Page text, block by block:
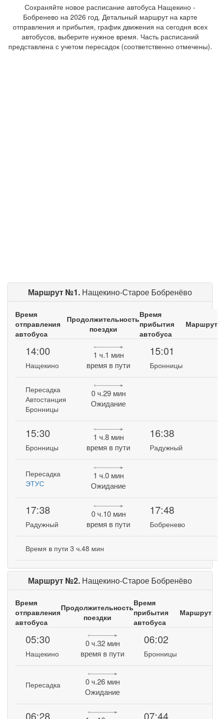
Сохраняйте новое расписание автобуса Нащекино -
Бобренево на 2026 год. Детальный маршрут на карте
отправления и прибытия, график движения на сегодня всех
автобусов, выберите нужное время. Часть расписаний
представлена с учетом пересадок (соответственно отмечены).
Маршрут №1. Нащекино-Старое Бобренёво
Время
отправления
автобуса
Продолжительность
поездки
Время
прибытия
автобуса
Маршрут
14:00
Нащекино
1 ч.1 мин
время в пути
15:01
Бронницы
Пересадка
Автостанция
Бронницы
0 ч.29 мин
Ожидание
15:30
Бронницы
1 ч.8 мин
время в пути
16:38
Радужный
Пересадка
ЭТУС
1 ч.0 мин
Ожидание
17:38
Радужный
0 ч.10 мин
время в пути
17:48
Бобренево
Время в пути 3 ч.48 мин
Маршрут №2. Нащекино-Старое Бобренёво
Время
отправления
автобуса
Продолжительность
поездки
Время
прибытия
автобуса
Маршрут
05:30
Нащекино
0 ч.32 мин
время в пути
06:02
Бронницы
Пересадка
0 ч.26 мин
Ожидание
06:28 07:44